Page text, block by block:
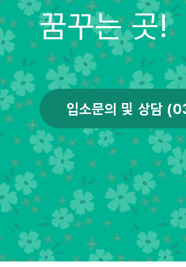
꿈꾸는 곳!
입소문의 및 상담